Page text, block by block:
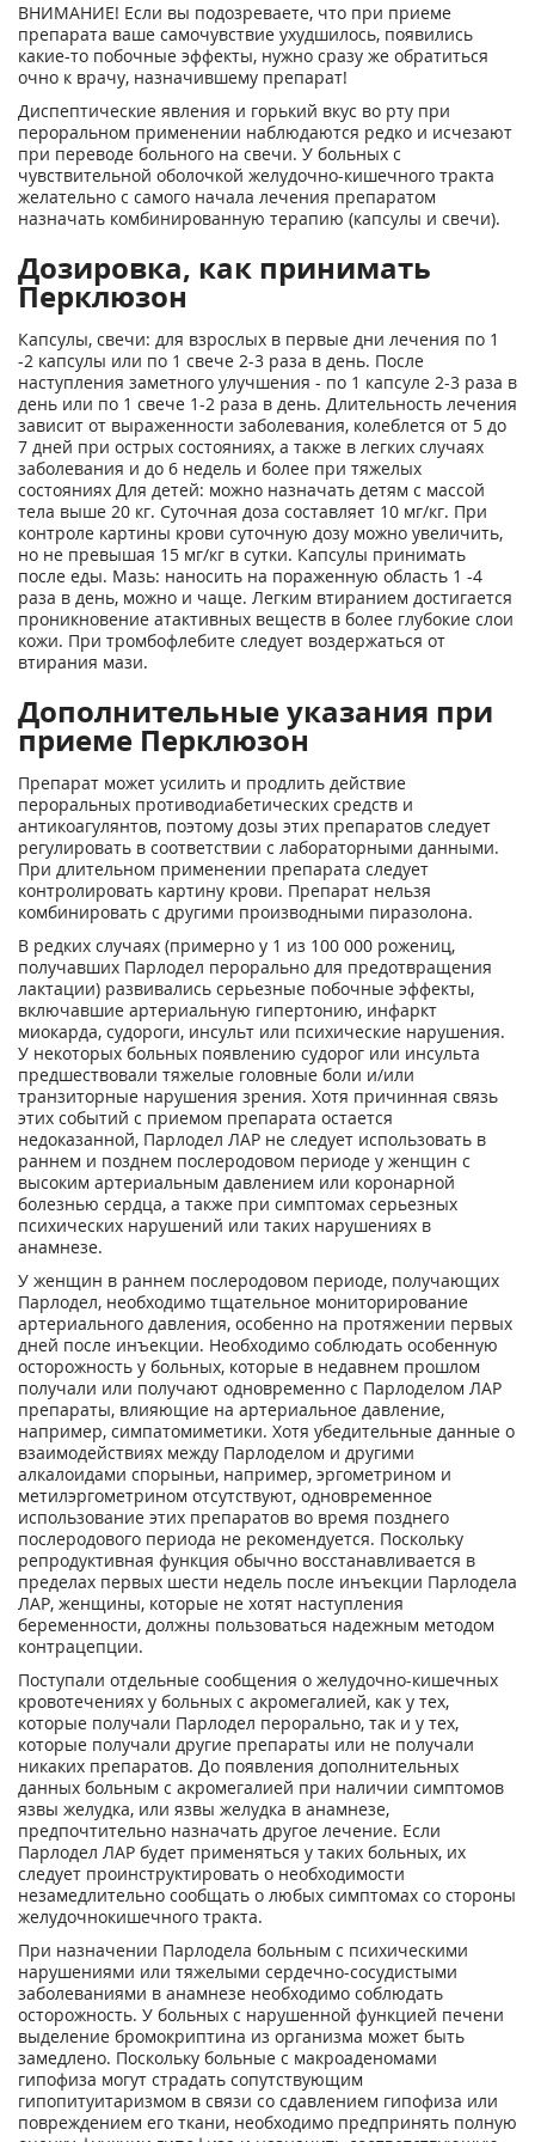
ВНИМАНИЕ! Если вы подозреваете, что при приеме
препарата ваше самочувствие ухудшилось, появились
какие-то побочные эффекты, нужно сразу же обратиться
очно к врачу, назначившему препарат!
Диспептические явления и горький вкус во рту при
пероральном применении наблюдаются редко и исчезают
при переводе больного на свечи. У больных с
чувствительной оболочкой желудочно-кишечного тракта
желательно с самого начала лечения препаратом
назначать комбинированную терапию (капсулы и свечи).
Дозировка, как принимать
Перклюзон
Капсулы, свечи: для взрослых в первые дни лечения по 1
-2 капсулы или по 1 свече 2-3 раза в день. После
наступления заметного улучшения - по 1 капсуле 2-3 раза в
день или по 1 свече 1-2 раза в день. Длительность лечения
зависит от выраженности заболевания, колеблется от 5 до
7 дней при острых состояниях, а также в легких случаях
заболевания и до 6 недель и более при тяжелых
состояниях Для детей: можно назначать детям с массой
тела выше 20 кг. Суточная доза составляет 10 мг/кг. При
контроле картины крови суточную дозу можно увеличить,
но не превышая 15 мг/кг в сутки. Капсулы принимать
после еды. Мазь: наносить на пораженную область 1 -4
раза в день, можно и чаще. Легким втиранием достигается
проникновение атактивных веществ в более глубокие слои
кожи. При тромбофлебите следует воздержаться от
втирания мази.
Дополнительные указания при
приеме Перклюзон
Препарат может усилить и продлить действие
пероральных противодиабетических средств и
антикоагулянтов, поэтому дозы этих препаратов следует
регулировать в соответствии с лабораторными данными.
При длительном применении препарата следует
контролировать картину крови. Препарат нельзя
комбинировать с другими производными пиразолона.
В редких случаях (примерно у 1 из 100 000 рожениц,
получавших Парлодел перорально для предотвращения
лактации) развивались серьезные побочные эффекты,
включавшие артериальную гипертонию, инфаркт
миокарда, судороги, инсульт или психические нарушения.
У некоторых больных появлению судорог или инсульта
предшествовали тяжелые головные боли и/или
транзиторные нарушения зрения. Хотя причинная связь
этих событий с приемом препарата остается
недоказанной, Парлодел ЛАР не следует использовать в
раннем и позднем послеродовом периоде у женщин с
высоким артериальным давлением или коронарной
болезнью сердца, а также при симптомах серьезных
психических нарушений или таких нарушениях в
анамнезе.
У женщин в раннем послеродовом периоде, получающих
Парлодел, необходимо тщательное мониторирование
артериального давления, особенно на протяжении первых
дней после инъекции. Необходимо соблюдать особенную
осторожность у больных, которые в недавнем прошлом
получали или получают одновременно с Парлоделом ЛАР
препараты, влияющие на артериальное давление,
например, симпатомиметики. Хотя убедительные данные о
взаимодействиях между Парлоделом и другими
алкалоидами спорыньи, например, эргометрином и
метилэргометрином отсутствуют, одновременное
использование этих препаратов во время позднего
послеродового периода не рекомендуется. Поскольку
репродуктивная функция обычно восстанавливается в
пределах первых шести недель после инъекции Парлодела
ЛАР, женщины, которые не хотят наступления
беременности, должны пользоваться надежным методом
контрацепции.
Поступали отдельные сообщения о желудочно-кишечных
кровотечениях у больных с акромегалией, как у тех,
которые получали Парлодел перорально, так и у тех,
которые получали другие препараты или не получали
никаких препаратов. До появления дополнительных
данных больным с акромегалией при наличии симптомов
язвы желудка, или язвы желудка в анамнезе,
предпочтительно назначать другое лечение. Если
Парлодел ЛАР будет применяться у таких больных, их
следует проинструктировать о необходимости
незамедлительно сообщать о любых симптомах со стороны
желудочнокишечного тракта.
При назначении Парлодела больным с психическими
нарушениями или тяжелыми сердечно-сосудистыми
заболеваниями в анамнезе необходимо соблюдать
осторожность. У больных с нарушенной функцией печени
выделение бромокриптина из организма может быть
замедлено. Поскольку больные с макроаденомами
гипофиза могут страдать сопутствующим
гипопитуитаризмом в связи со сдавлением гипофиза или
повреждением его ткани, необходимо предпринять полную